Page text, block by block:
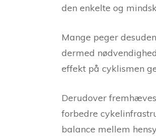
den enkelte og
Mange peger
dermed
effekt på cyklismen
Derudover
forbedre
balance mellem